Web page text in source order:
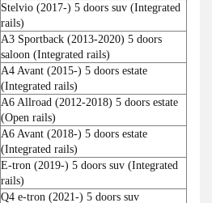
Stelvio (2017-) 5 doors suv (Integrated
rails)
A3 Sportback (2013-2020) 5 doors
saloon (Integrated rails)
A4 Avant (2015-) 5 doors estate
(Integrated rails)
A6 Allroad (2012-2018) 5 doors estate
(Open rails)
A6 Avant (2018-) 5 doors estate
(Integrated rails)
E-tron (2019-) 5 doors suv (Integrated
rails)
Q4 e-tron (2021-) 5 doors suv